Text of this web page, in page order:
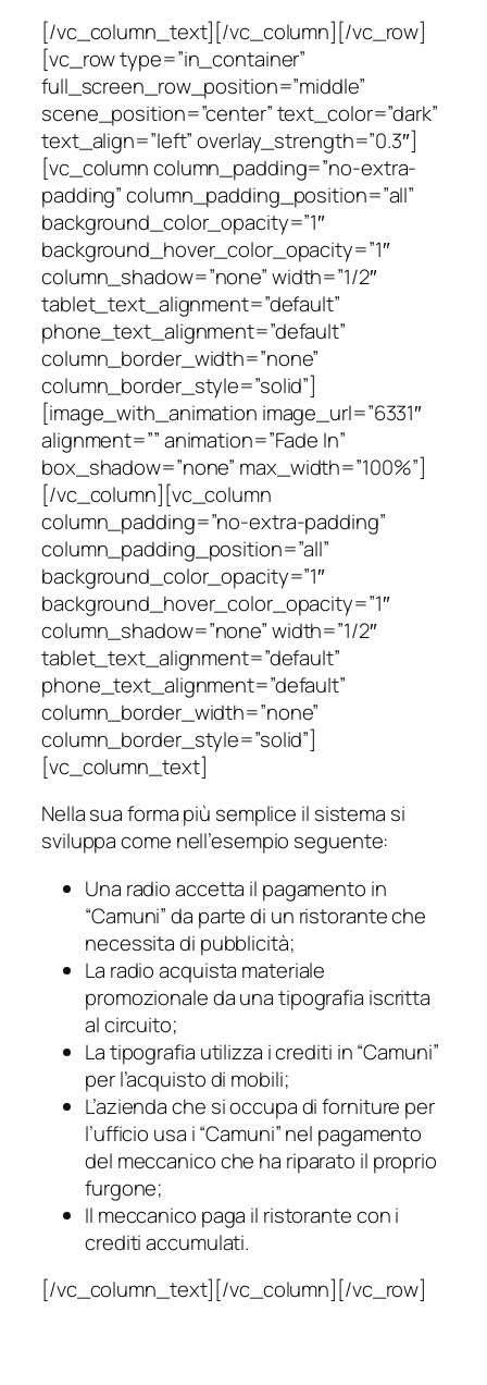
[/vc_column_text][/vc_column][/vc_row]
[vc_row type=”in_container”
full_screen_row_position=”middle”
scene_position=”center” text_color=”dark”
text_align=”left” overlay_strength=”0.3″]
[vc_column column_padding=”no-extra-
padding” column_padding_position=”all”
background_color_opacity=”1″
background_hover_color_opacity=”1″
column_shadow=”none” width=”1/2″
tablet_text_alignment=”default”
phone_text_alignment=”default”
column_border_width=”none”
column_border_style=”solid”]
[image_with_animation image_url=”6331″
alignment=”” animation=”Fade In”
box_shadow=”none” max_width=”100%”]
[/vc_column][vc_column
column_padding=”no-extra-padding”
column_padding_position=”all”
background_color_opacity=”1″
background_hover_color_opacity=”1″
column_shadow=”none” width=”1/2″
tablet_text_alignment=”default”
phone_text_alignment=”default”
column_border_width=”none”
column_border_style=”solid”]
[vc_column_text]
Nella sua forma più semplice il sistema si
sviluppa come nell’esempio seguente:
Una radio accetta il pagamento in
“Camuni” da parte di un ristorante che
necessita di pubblicità;
La radio acquista materiale
promozionale da una tipografia iscritta
al circuito;
La tipografia utilizza i crediti in “Camuni”
per l’acquisto di mobili;
L’azienda che si occupa di forniture per
l’ufficio usa i “Camuni” nel pagamento
del meccanico che ha riparato il proprio
furgone;
Il meccanico paga il ristorante con i
crediti accumulati.
[/vc_column_text][/vc_column][/vc_row]